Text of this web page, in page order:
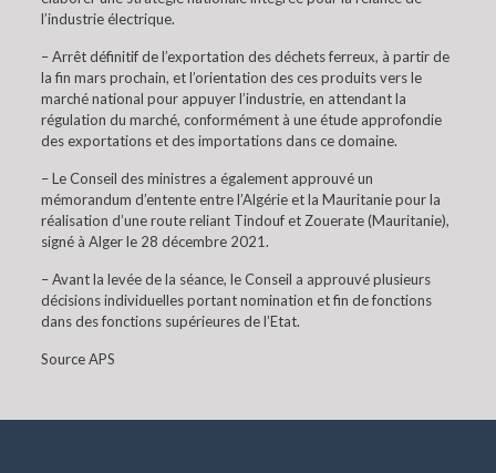
l’industrie électrique.
– Arrêt définitif de l’exportation des déchets ferreux, à partir de
la fin mars prochain, et l’orientation des ces produits vers le
marché national pour appuyer l’industrie, en attendant la
régulation du marché, conformément à une étude approfondie
des exportations et des importations dans ce domaine.
– Le Conseil des ministres a également approuvé un
mémorandum d’entente entre l’Algérie et la Mauritanie pour la
réalisation d’une route reliant Tindouf et Zouerate (Mauritanie),
signé à Alger le 28 décembre 2021.
– Avant la levée de la séance, le Conseil a approuvé plusieurs
décisions individuelles portant nomination et fin de fonctions
dans des fonctions supérieures de l’Etat.
Source APS